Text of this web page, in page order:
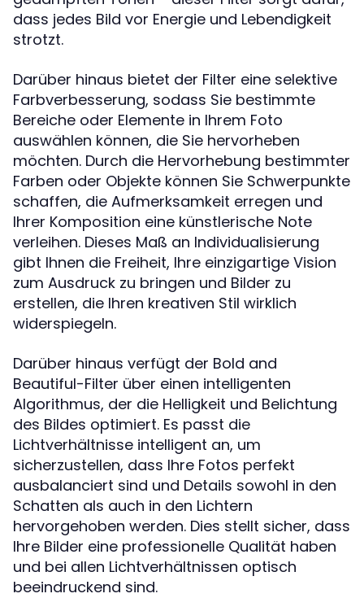
dass jedes Bild vor Energie und Lebendigkeit
strotzt.
Darüber hinaus bietet der Filter eine selektive
Farbverbesserung, sodass Sie bestimmte
Bereiche oder Elemente in Ihrem Foto
auswählen können, die Sie hervorheben
möchten. Durch die Hervorhebung bestimmter
Farben oder Objekte können Sie Schwerpunkte
schaffen, die Aufmerksamkeit erregen und
Ihrer Komposition eine künstlerische Note
verleihen. Dieses Maß an Individualisierung
gibt Ihnen die Freiheit, Ihre einzigartige Vision
zum Ausdruck zu bringen und Bilder zu
erstellen, die Ihren kreativen Stil wirklich
widerspiegeln.
Darüber hinaus verfügt der Bold and
Beautiful-Filter über einen intelligenten
Algorithmus, der die Helligkeit und Belichtung
des Bildes optimiert. Es passt die
Lichtverhältnisse intelligent an, um
sicherzustellen, dass Ihre Fotos perfekt
ausbalanciert sind und Details sowohl in den
Schatten als auch in den Lichtern
hervorgehoben werden. Dies stellt sicher, dass
Ihre Bilder eine professionelle Qualität haben
und bei allen Lichtverhältnissen optisch
beeindruckend sind.